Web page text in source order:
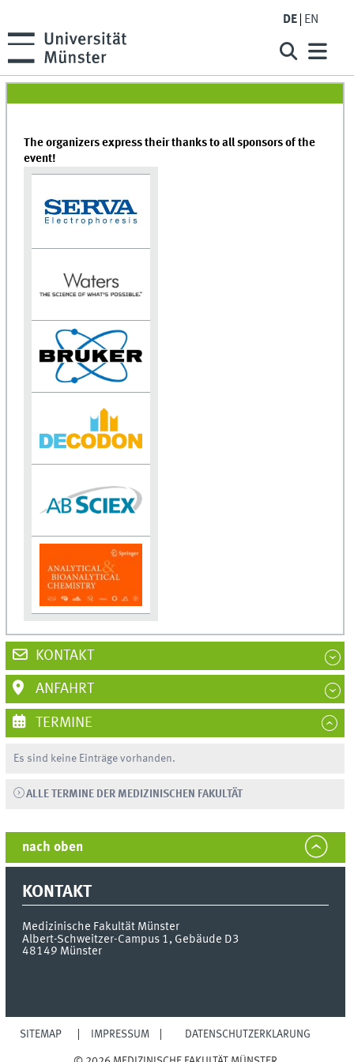
DE EN
The organizers express their thanks to all sponsors of the
event!
KONTAKT
ANFAHRT
TERMINE
Es sind keine Einträge vorhanden.
ALLE TERMINE DER MEDIZINISCHEN FAKULTÄT
nach oben
KONTAKT
Medizinische Fakultät Münster
Albert-Schweitzer-Campus 1, Gebäude D3
48149 Münster
SITEMAP IMPRESSUM DATENSCHUTZERKLÄRUNG